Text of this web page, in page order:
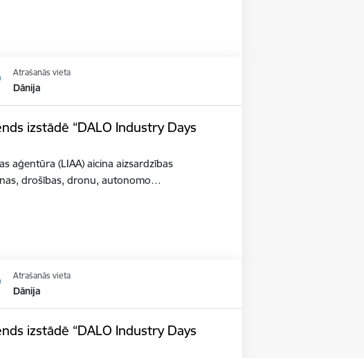
Atrašanās vieta
Dānija
izstādē “DALO Industry Days
aģentūra (LIAA) aicina aizsardzības
drošības, dronu, autonomo…
Atrašanās vieta
Dānija
izstādē “DALO Industry Days